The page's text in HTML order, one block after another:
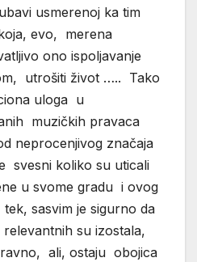
usmerenoj ka tim
evo, merena
ono ispoljavanje
utrošiti život ….. Tako
uloga u
muzičkih pravaca
neprocenjivog značaja
svesni koliko su uticali
u svome gradu i ovog
sasvim je sigurno da
su izostala,
ali, ostaju obojica